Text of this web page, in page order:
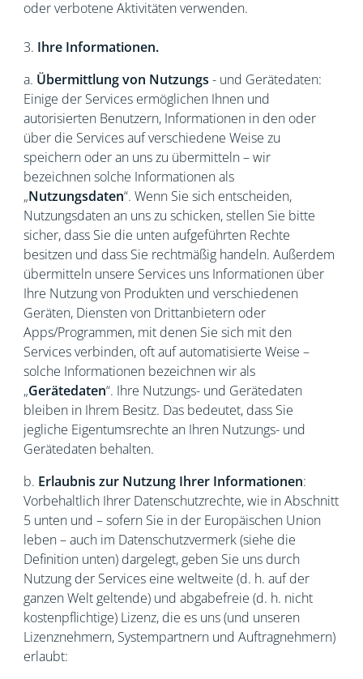
oder verbotene Aktivitäten verwenden.
3. Ihre Informationen.
a. Übermittlung von Nutzungs - und Gerätedaten:
Einige der Services ermöglichen Ihnen und
autorisierten Benutzern, Informationen in den oder
über die Services auf verschiedene Weise zu
speichern oder an uns zu übermitteln – wir
bezeichnen solche Informationen als
„Nutzungsdaten“. Wenn Sie sich entscheiden,
Nutzungsdaten an uns zu schicken, stellen Sie bitte
sicher, dass Sie die unten aufgeführten Rechte
besitzen und dass Sie rechtmäßig handeln. Außerdem
übermitteln unsere Services uns Informationen über
Ihre Nutzung von Produkten und verschiedenen
Geräten, Diensten von Drittanbietern oder
Apps/Programmen, mit denen Sie sich mit den
Services verbinden, oft auf automatisierte Weise –
solche Informationen bezeichnen wir als
„Gerätedaten“. Ihre Nutzungs- und Gerätedaten
bleiben in Ihrem Besitz. Das bedeutet, dass Sie
jegliche Eigentumsrechte an Ihren Nutzungs- und
Gerätedaten behalten.
b. Erlaubnis zur Nutzung Ihrer Informationen:
Vorbehaltlich Ihrer Datenschutzrechte, wie in Abschnitt
5 unten und – sofern Sie in der Europäischen Union
leben – auch im Datenschutzvermerk (siehe die
Definition unten) dargelegt, geben Sie uns durch
Nutzung der Services eine weltweite (d. h. auf der
ganzen Welt geltende) und abgabefreie (d. h. nicht
kostenpflichtige) Lizenz, die es uns (und unseren
Lizenznehmern, Systempartnern und Auftragnehmern)
erlaubt: